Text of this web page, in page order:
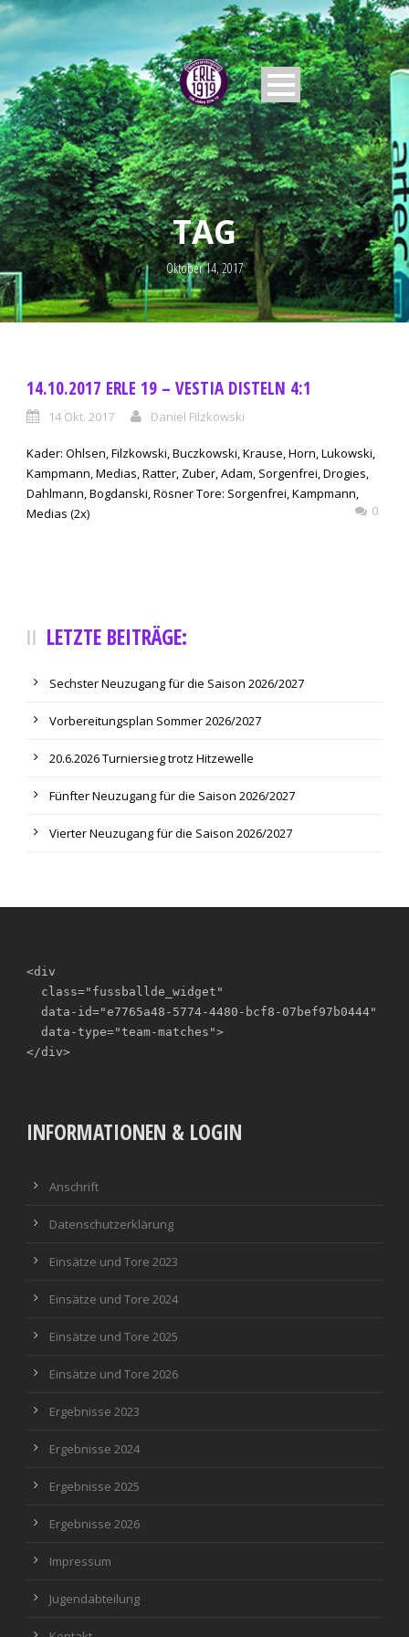
TAG
Oktober 14, 2017
14.10.2017 ERLE 19 – VESTIA DISTELN 4:1
14 Okt. 2017 Daniel Filzkowski
Kader: Ohlsen, Filzkowski, Buczkowski, Krause, Horn, Lukowski,
Kampmann, Medias, Ratter, Zuber, Adam, Sorgenfrei, Drogies,
Dahlmann, Bogdanski, Rösner Tore: Sorgenfrei, Kampmann,
Medias (2x)
0
LETZTE BEITRÄGE:
Sechster Neuzugang für die Saison 2026/2027
Vorbereitungsplan Sommer 2026/2027
20.6.2026 Turniersieg trotz Hitzewelle
Fünfter Neuzugang für die Saison 2026/2027
Vierter Neuzugang für die Saison 2026/2027
<div
</div>
INFORMATIONEN & LOGIN
Anschrift
Datenschutzerklärung
Einsätze und Tore 2023
Einsätze und Tore 2024
Einsätze und Tore 2025
Einsätze und Tore 2026
Ergebnisse 2023
Ergebnisse 2024
Ergebnisse 2025
Ergebnisse 2026
Impressum
Jugendabteilung